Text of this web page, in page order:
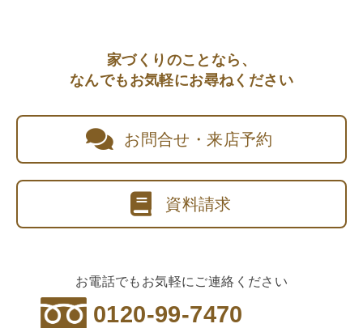
家づくりのことなら、
なんでもお気軽にお尋ねください
お問合せ・来店予約
資料請求
お電話でもお気軽にご連絡ください
0120-99-7470